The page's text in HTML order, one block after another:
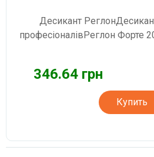
Десикант
професіоналівРеглон Форте
346.64 грн
Купить